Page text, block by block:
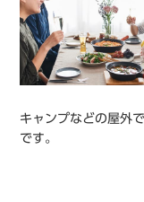
キャンプなどの屋外
です。